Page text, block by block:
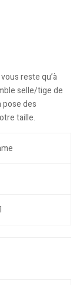
reste qu’à
selle/tige de
des
taille.